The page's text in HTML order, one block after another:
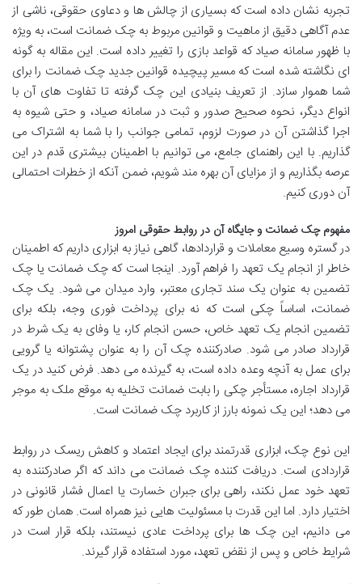
تجربه نشان داده است که بسیاری از چالش ها و دعاوی حقوقی، ناشی از
عدم آگاهی دقیق از ماهیت و قوانین مربوط به چک ضمانت است، به ویژه
با ظهور سامانه صیاد که قواعد بازی را تغییر داده است. این مقاله به گونه
ای نگاشته شده است که مسیر پیچیده قوانین جدید چک ضمانت را برای
شما هموار سازد. از تعریف بنیادی این چک گرفته تا تفاوت های آن با
انواع دیگر، نحوه صحیح صدور و ثبت در سامانه صیاد، و حتی شیوه به
اجرا گذاشتن آن در صورت لزوم، تمامی جوانب را با شما به اشتراک می
گذاریم. با این راهنمای جامع، می توانیم با اطمینان بیشتری قدم در این
عرصه بگذاریم و از مزایای آن بهره مند شویم، ضمن آنکه از خطرات احتمالی
آن دوری کنیم.
مفهوم چک ضمانت و جایگاه آن در روابط حقوقی امروز
در گستره وسیع معاملات و قراردادها، گاهی نیاز به ابزاری داریم که اطمینان
خاطر از انجام یک تعهد را فراهم آورد. اینجا است که چک ضمانت یا چک
تضمین به عنوان یک سند تجاری معتبر، وارد میدان می شود. یک چک
ضمانت، اساساً چکی است که نه برای پرداخت فوری وجه، بلکه برای
تضمین انجام یک تعهد خاص، حسن انجام کار، یا وفای به یک شرط در
قرارداد صادر می شود. صادرکننده چک آن را به عنوان پشتوانه یا گرویی
برای عمل به آنچه وعده داده است، به گیرنده می دهد. فرض کنید در یک
قرارداد اجاره، مستأجر چکی را بابت ضمانت تخلیه به موقع ملک به موجر
می دهد؛ این یک نمونه بارز از کاربرد چک ضمانت است.
این نوع چک، ابزاری قدرتمند برای ایجاد اعتماد و کاهش ریسک در روابط
قراردادی است. دریافت کننده چک ضمانت می داند که اگر صادرکننده به
تعهد خود عمل نکند، راهی برای جبران خسارت یا اعمال فشار قانونی در
اختیار دارد. اما این قدرت با مسئولیت هایی نیز همراه است. همان طور که
می دانیم، این چک ها برای پرداخت عادی نیستند، بلکه قرار است در
شرایط خاص و پس از نقض تعهد، مورد استفاده قرار گیرند.